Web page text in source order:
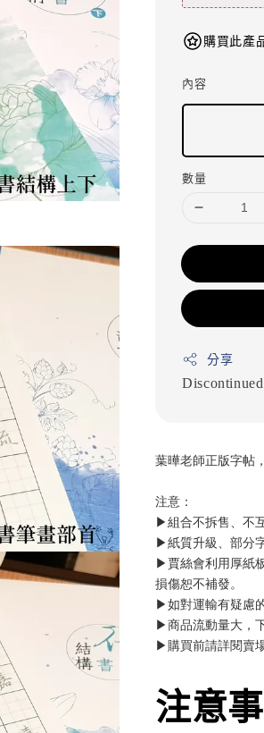
購買此產
內容
數量
分享
Discontinued
葉曄老師正版字帖
注意：
▶組合不拆售、不
▶紙質升級、部分
▶賈絲會利用厚紙
損傷恕不補發。
▶如對運輸有疑慮
▶商品流動量大，
▶購買前請詳閱賣
注意